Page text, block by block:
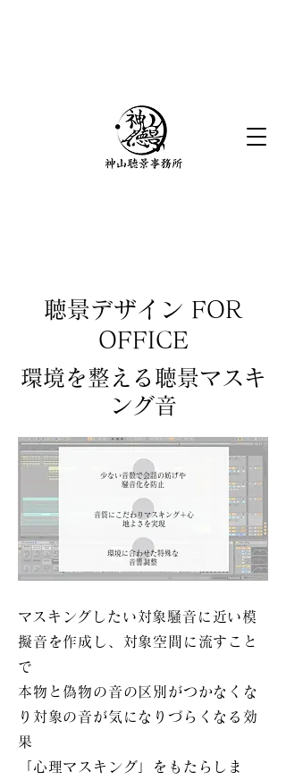
​聴景デザイン FOR
OFFICE
​環境を整える聴景マスキ
ング音
​聴景マスキング音
の特徴
​少ない音数で会話の妨げや
騒音化を防止​
音質にこだわりマスキング＋心
地よさを実現​
​環境に合わせた特殊な
音響調整
​マスキングしたい対象騒音に近い模
擬音を作成し、対象空間に流すこと
で
本物と偽物の音の区別がつかなくな
り対象の音が気になりづらくなる効
果
「心理マスキング」をもたらしま